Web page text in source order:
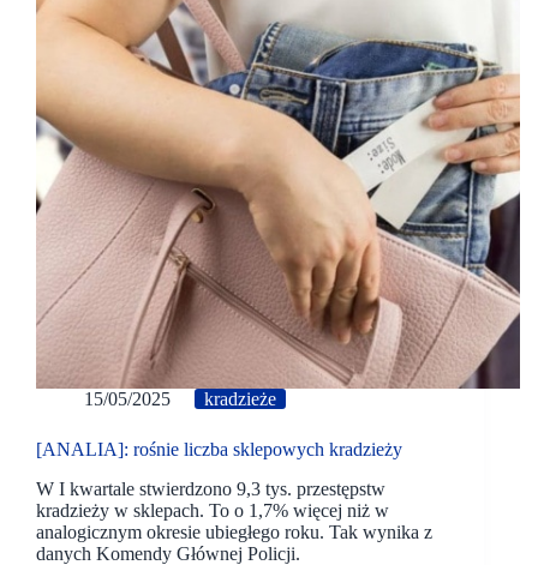
15/05/2025 kradzieże
[ANALIA]: rośnie liczba sklepowych kradzieży
W I kwartale stwierdzono 9,3 tys. przestępstw
kradzieży w sklepach. To o 1,7% więcej niż w
analogicznym okresie ubiegłego roku. Tak wynika z
danych Komendy Głównej Policji.